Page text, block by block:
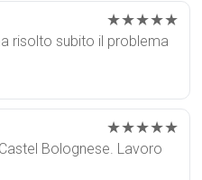
★★★★★
risolto subito il problema
★★★★★
Bolognese. Lavoro